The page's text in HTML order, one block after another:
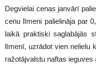
Degvielai cenas janvārī
cenu līmeni palielināja par
laikā praktiski saglabājās
līmenī, uzrādot vien nelielu
ražotājvalstu naftas